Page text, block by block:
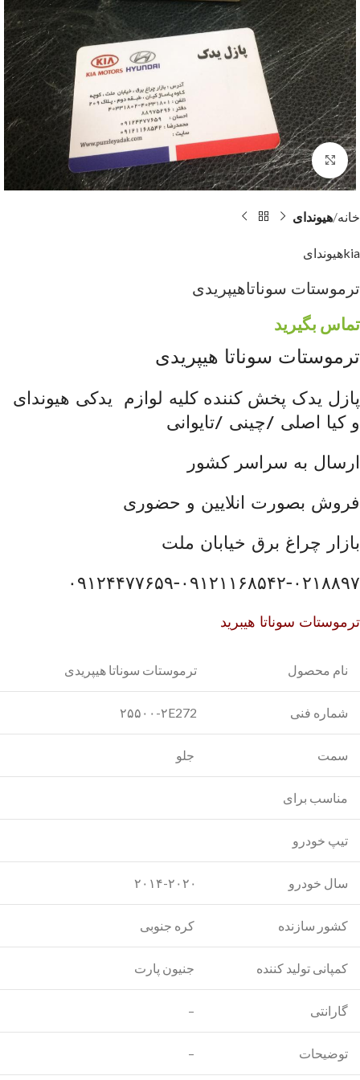
برای بزرگنمایی کلیک کنید
خانه هیوندای
kiaهیوندای
ترموستات سوناتاهیپریدی
تماس بگیرید
ترموستات سوناتا هیپریدی
پازل یدک پخش کننده کلیه لوازم یدکی هیوندای
و کیا اصلی /چینی /تایوانی
ارسال به سراسر کشور
فروش بصورت انلایین و حضوری
بازار چراغ برق خیابان ملت
۰۹۱۲۴۴۷۷۶۵۹-۰۹۱۲۱۱۶۸۵۴۲-۰۲۱۸۸۹۷
ترموستات سوناتا هیبرید
نام محصول ترموستات سوناتا هیپریدی
شماره فنی ۲۵۵۰۰-۲E272
سمت جلو
مناسب برای
تیپ خودرو
سال خودرو ۲۰۱۴-۲۰۲۰
کشور سازنده کره جنوبی
کمپانی تولید کننده جنیون پارت
گارانتی –
توضیحات –